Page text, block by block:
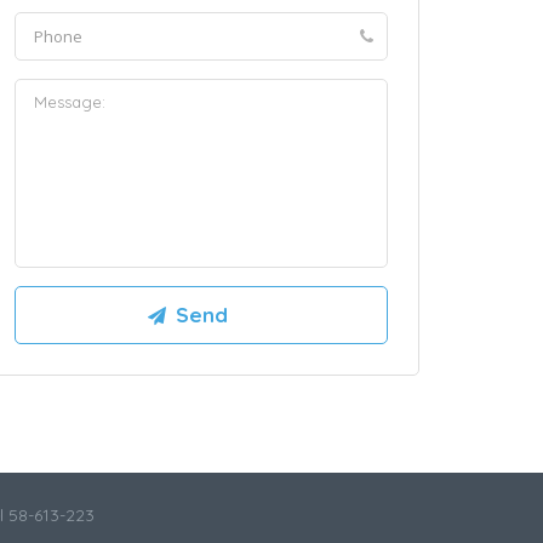
58-613-223